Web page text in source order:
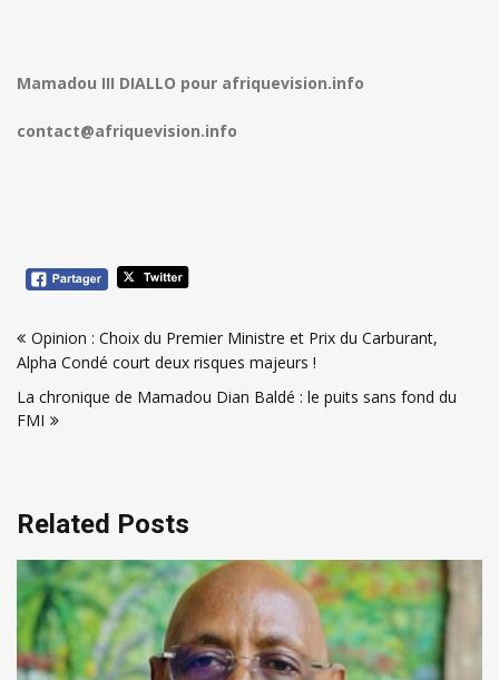
Mamadou III DIALLO pour afriquevision.info
contact@afriquevision.info
de
l’article
Opinion : Choix du Premier Ministre et Prix du Carburant,
Alpha Condé court deux risques majeurs !
La chronique de Mamadou Dian Baldé : le puits sans fond du
FMI
Related Posts